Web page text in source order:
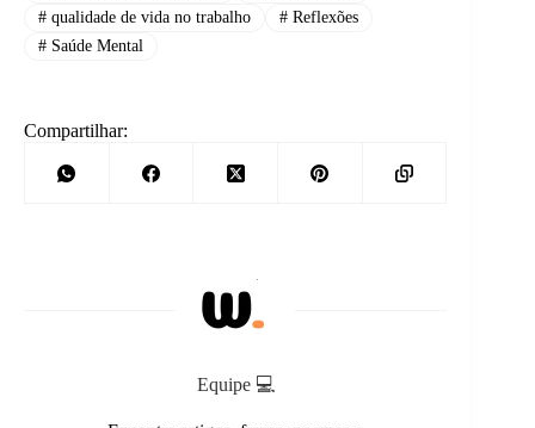
#qualidade de vida no trabalho #Reflexões
#Saúde Mental
Compartilhar:
Equipe 💻